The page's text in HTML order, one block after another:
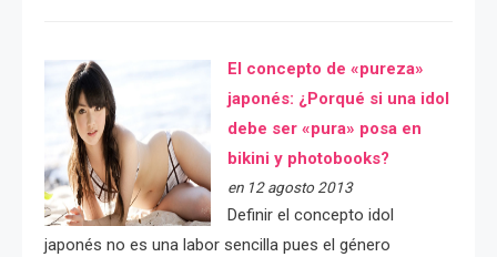
El concepto de «pureza»
japonés: ¿Porqué si una idol
debe ser «pura» posa en
bikini y photobooks?
en 12 agosto 2013
Definir el concepto idol
japonés no es una labor sencilla pues el género